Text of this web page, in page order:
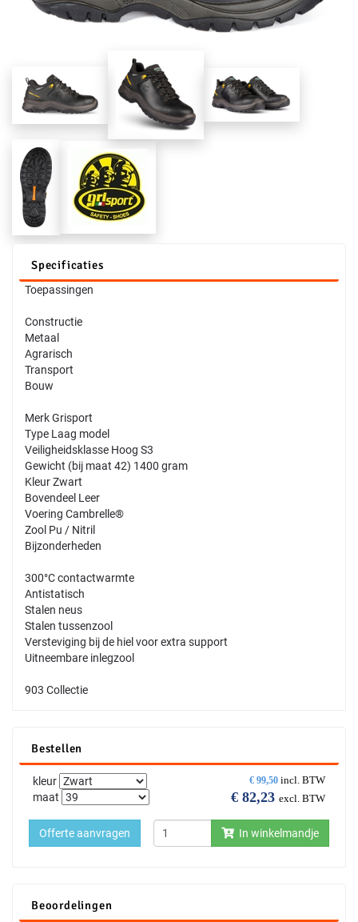
Specificaties
Toepassingen
Constructie
Metaal
Agrarisch
Transport
Bouw
Merk Grisport
Type Laag model
Veiligheidsklasse Hoog S3
Gewicht (bij maat 42) 1400 gram
Kleur Zwart
Bovendeel Leer
Voering Cambrelle®
Zool Pu / Nitril
Bijzonderheden
300°C contactwarmte
Antistatisch
Stalen neus
Stalen tussenzool
Versteviging bij de hiel voor extra support
Uitneembare inlegzool
903 Collectie
Bestellen
€ 99,50 incl. BTW
€ 82,23 excl. BTW
kleur
maat
In winkelmandje
Offerte aanvragen
Beoordelingen